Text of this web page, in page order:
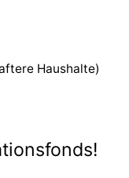
Haushalte)